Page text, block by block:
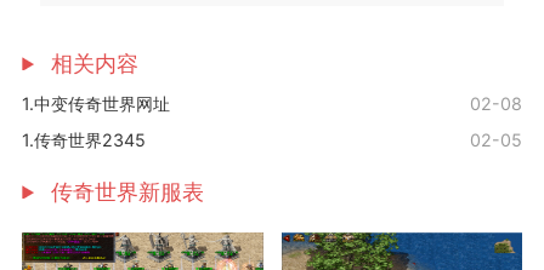
相关内容
1.中变传奇世界网址
02-08
1.传奇世界2345
02-05
传奇世界新服表